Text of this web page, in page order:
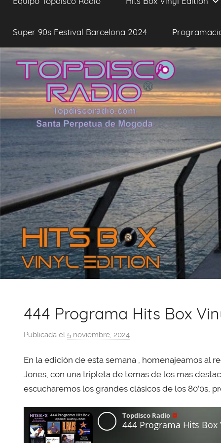
Super 90s Festival Barcelona 2024
444 Programa Hits Box
Publicada el 5 noviembre, 2024
r
X
a
T
En la edición de esta semana , homenajeamos al
Jones, con una tripleta de temas de los mas
escucharemos los grandes clásicos de los 80’0s,